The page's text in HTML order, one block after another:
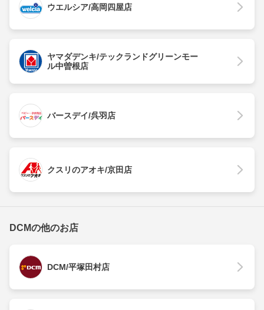
ウエルシア/高岡四屋店
ヤマダデンキ/テックランドグリーンモー
ル中曽根店
バースデイ/呉羽店
クスリのアオキ/京田店
DCMの他のお店
DCM/平塚田村店